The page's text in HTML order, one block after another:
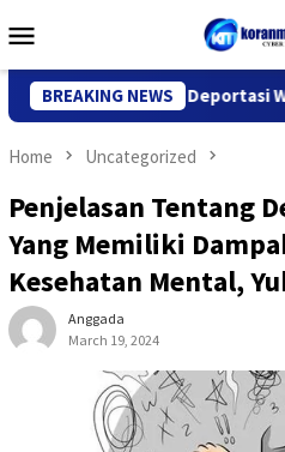
to
Menu
BREAKING NEWS
Kediri Deportasi WN
Home Uncategorized
Penjelasan Tentang
Yang Memiliki
Kesehatan Mental,
Anggada
March 19, 2024